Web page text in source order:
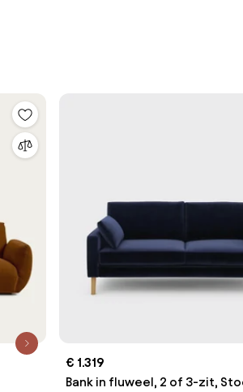
€ 1.319
Bank in fluweel, 2 of 3-zit,